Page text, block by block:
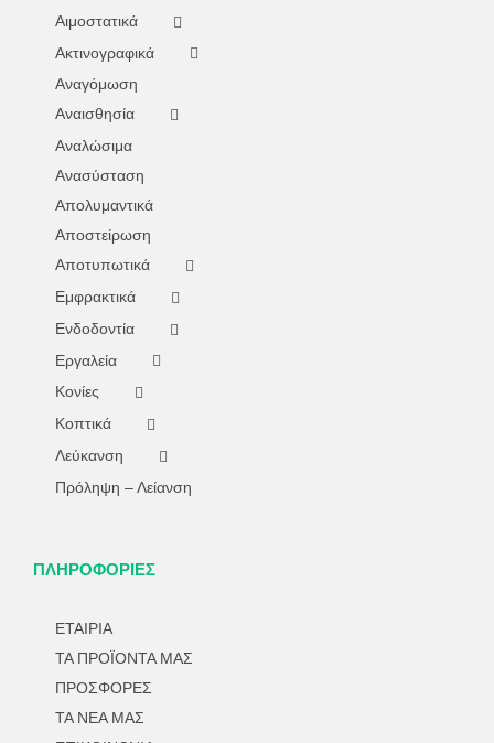
Αιμοστατικά
Ακτινογραφικά
Αναγόμωση
Αναισθησία
Αναλώσιμα
Ανασύσταση
Απολυμαντικά
Αποστείρωση
Αποτυπωτικά
Εμφρακτικά
Ενδοδοντία
Εργαλεία
Κονίες
Κοπτικά
Λεύκανση
Πρόληψη – Λείανση
ΠΛΗΡΟΦΟΡΙΕΣ
ΕΤΑΙΡΙΑ
ΤΑ ΠΡΟΪΟΝΤΑ ΜΑΣ
ΠΡΟΣΦΟΡΕΣ
ΤΑ ΝΕΑ ΜΑΣ